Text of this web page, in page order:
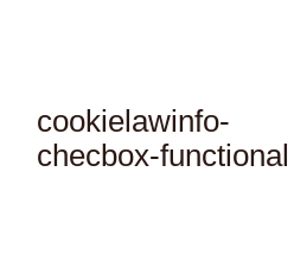
cookielawinfo-
checbox-functional